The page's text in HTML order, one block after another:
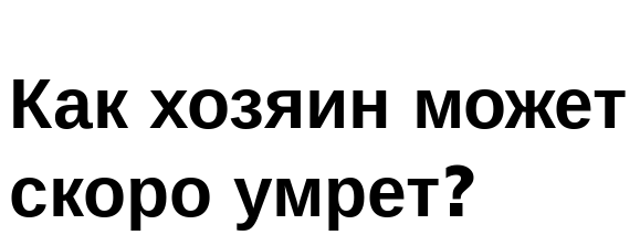
Как хозяин
скоро умрет?